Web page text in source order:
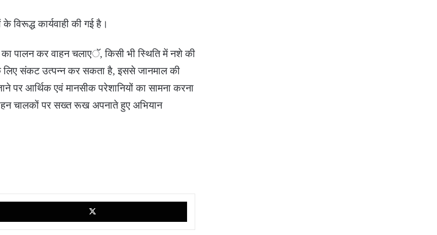
विरूद्ध कार्यवाही की गई है।
का पालन कर वाहन चलाएॅ, किसी भी स्थिति में नशे की
संकट उत्पन्न कर सकता है, इससे जानमाल की
पर आर्थिक एवं मानसीक परेशानियों का सामना करना
चालकों पर सख्त रूख अपनाते हुए अभियान